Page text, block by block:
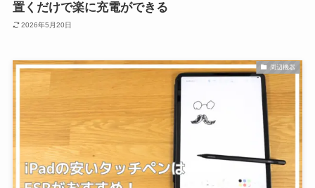
置くだけで楽に充電ができる
2026年5月20日
周辺機器